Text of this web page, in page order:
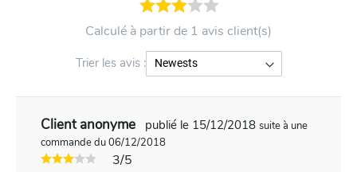
Calculé à partir de 1 avis client(s)
Trier les avis :
Client anonyme publié le 15/12/2018 suite à une
commande du 06/12/2018
3/5